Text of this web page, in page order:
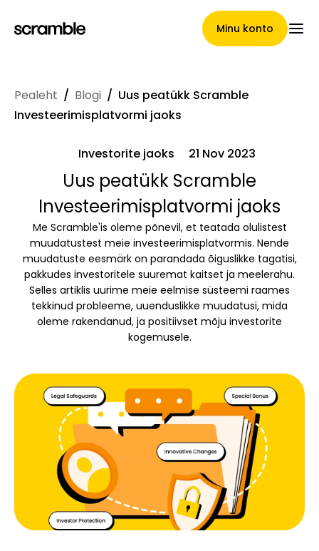
Minu konto
Pealeht
Nõuete loovutamise
tingimused
Brändide galerii
Brändi valik
Kalkulaatorid
Voorude ajalugu
Blogi
Pealeht / Blogi / Uus peatükk Scramble
Investeerimisplatvormi jaoks
Investorite jaoks 21 Nov 2023
Uus peatükk Scramble
Investeerimisplatvormi jaoks
Me Scramble'is oleme põnevil, et teatada olulistest
muudatustest meie investeerimisplatvormis. Nende
muudatuste eesmärk on parandada õiguslikke tagatisi,
pakkudes investoritele suuremat kaitset ja meelerahu.
Selles artiklis uurime meie eelmise süsteemi raames
tekkinud probleeme, uuenduslikke muudatusi, mida
oleme rakendanud, ja positiivset mõju investorite
kogemusele.